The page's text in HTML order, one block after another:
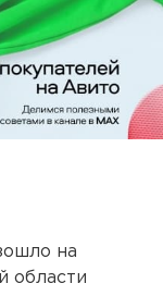
на
области